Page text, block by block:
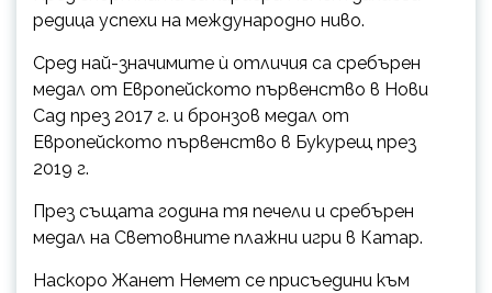
редица успехи на международно ниво.
Сред най-значимите ѝ отличия са сребърен
медал от Европейското първенство в Нови
Сад през 2017 г. и бронзов медал от
Европейското първенство в Букурещ през
2019 г.
През същата година тя печели и сребърен
медал на Световните плажни игри в Катар.
Наскоро Жанет Немет се присъедини към